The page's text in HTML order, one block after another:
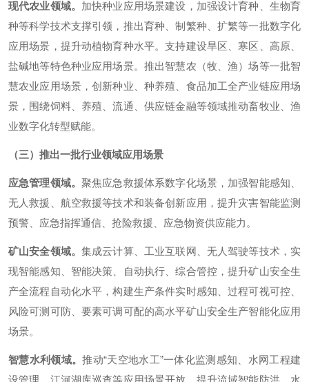
现代农业领域。 加快种业应用场景建设，加强设计育种、生物育
种等科学技术支撑引领，推出育种、制繁种、扩繁等一批数字化
应用场景，提升动植物育种水平。支持建设旱区、寒区、高原、
盐碱地等特色种业应用场景。推出智慧农（牧、渔）场等一批智
慧农业应用场景，创新种业、种养殖、食品加工全产业链应用场
景，围绕饲料、养殖、流通、供应链金融等领域推动畜牧业、渔
业数字化转型赋能。
（三）推出一批行业领域应用场景
应急管理领域。聚焦应急救援体系数字化场景，加强智能感知、
无人救援、航空救援等技术和装备创新应用，提升灾害智能监测
预警、应急指挥通信、抢险救援、应急物资供应能力。
矿山安全领域。集成云计算、工业互联网、无人驾驶等技术，实
现智能感知、智能决策、自动执行、综合管控，提升矿山安全生
产全流程自动化水平，构建生产条件实时感知、过程可视可控、
风险可测可防、要素可调可配的高水平矿山安全生产智能化应用
场景。
智慧水利领域。推动“天空地水工”一体化监测感知、水网工程建
设管理、江河湖库巡查等应用场景开放，提升流域智能防洪、水